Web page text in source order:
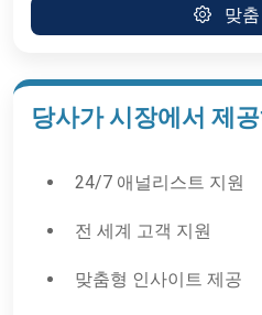
맞
당사가 시장에서 제
24/7 애널리스트 지원
전 세계 고객 지원
맞춤형 인사이트 제공